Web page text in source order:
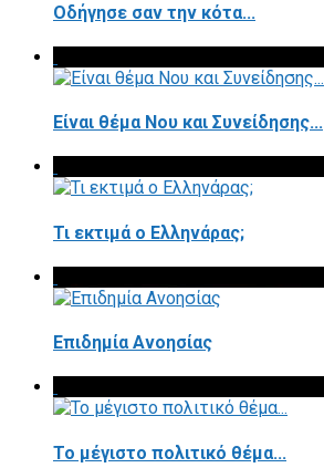
Οδήγησε σαν την κότα...
Είναι θέμα Νου και Συνείδησης...
Τι εκτιμά ο Ελληνάρας;
Επιδημία Ανοησίας
Το μέγιστο πολιτικό θέμα...